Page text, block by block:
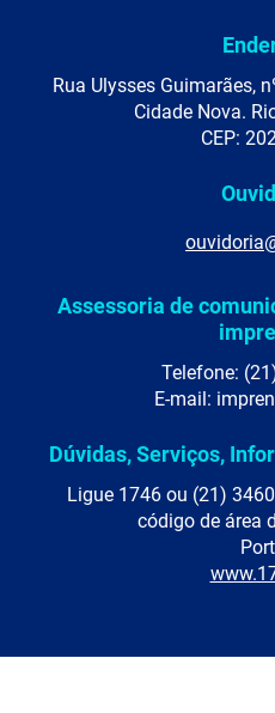
Rua Ulysses Guimarães,
Cidade Nova.
CEP:
Assessoria de
Telefone:
E-mail:
Dúvidas, Serviços,
Ligue 1746 ou (21)
código de área